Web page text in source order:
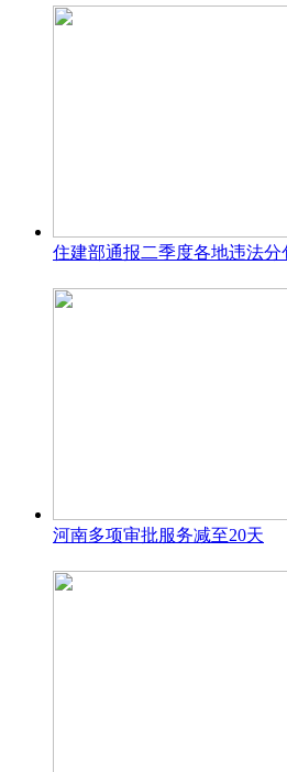
住建部通报二季度各地违法分
河南多项审批服务减至20天